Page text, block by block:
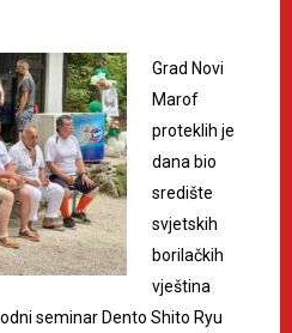
Grad Novi
Marof
proteklih je
dana bio
središte
svjetskih
borilačkih
vještina
seminar Dento Shito Ryu